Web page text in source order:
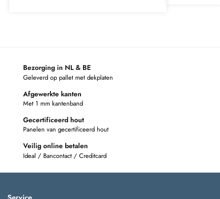
Bezorging in NL & BE
Geleverd op pallet met dekplaten
Afgewerkte kanten
Met 1 mm kantenband
Gecertificeerd hout
Panelen van gecertificeerd hout
Veilig online betalen
Ideal / Bancontact / Creditcard